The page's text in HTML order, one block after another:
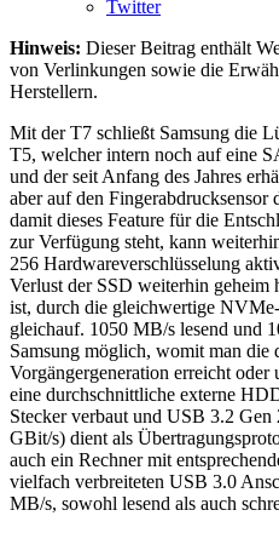
Twitter
Hinweis: Dieser Beitrag enthält
von Verlinkungen sowie die
Herstellern.
Mit der T7 schließt Samsung die
T5, welcher intern noch auf eine
und der seit Anfang des Jahres
aber auf den Fingerabdrucksensor
damit dieses Feature für die
zur Verfügung steht, kann
256 Hardwareverschlüsselung
Verlust der SSD weiterhin
ist, durch die gleichwertige
gleichauf. 1050 MB/s lesend und
Samsung möglich, womit man die
Vorgängergeneration erreicht
eine durchschnittliche externe
Stecker verbaut und USB 3.2
GBit/s) dient als
auch ein Rechner mit
vielfach verbreiteten USB 3.0
MB/s, sowohl lesend als auch